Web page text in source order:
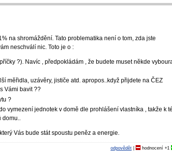
na shromáždění. Tato problematika není o tom, zda jste
neschválí nic. Toto je o :
?). Navíc , předpokládám , že budete muset někde
měřidla, uzávěry, jističe atd. apropos..když přijdete na ČEZ
Vámi bavit ??
?
vymezení jednotek v domě dle prohlášení vlastníka , takže k
do­mu..
Vás bude stát spoustu peněz a energie.
odpovědět| hodnocení +1